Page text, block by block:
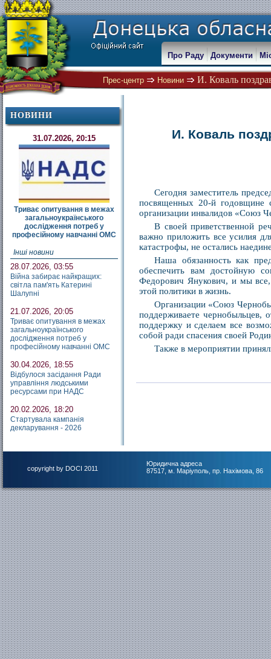
Прес-центр Новини И. Коваль
Про Раду Документи
НОВИНИ
31.07.2026, 20:15
Триває опитування в межах
загальноукраїнського
дослідження потреб у
професійному навчанні ОМС
Інші новини
28.07.2026, 03:55
Війна забирає найкращих:
світла пам'ять Катерині
Шалупні
21.07.2026, 20:05
Триває опитування в межах
загальноукраїнського
дослідження потреб у
професійному навчанні ОМС
30.04.2026, 18:55
Відбулося засідання Ради
управління людськими
ресурсами при НАДС
20.02.2026, 18:20
Стартувала кампанія
декларування - 2026
И. Коваль
Сегодня заместитель
посвященных 20-й годовщине
организации инвалидов «Союз
В своей приветственной
важно приложить все усилия
катастрофы, не остались
Наша обязанность как
обеспечить вам достойную
Федорович Янукович, и мы
этой политики в жизнь.
Организации «Союз
поддерживаете
поддержку и сделаем все
собой ради спасения своей
Также в мероприятии
copyright by DOCI 2011
Юридична адреса
87517, м. Маріуполь, пр. Нахімова, 86